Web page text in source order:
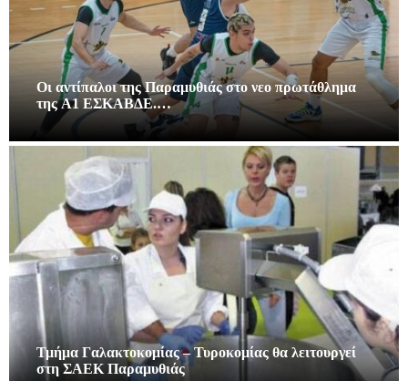
Οι αντίπαλοι της Παραμυθιάς στο νεο πρωτάθλημα
της A1 ΕΣΚΑΒΔΕ.…
Τμήμα Γαλακτοκομίας – Τυροκομίας θα λειτουργεί
στη ΣΑΕΚ Παραμυθιάς